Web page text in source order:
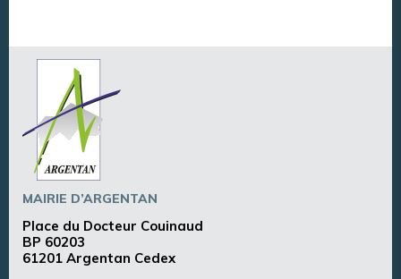
MAIRIE D’ARGENTAN
Place du Docteur Couinaud
BP 60203
61201 Argentan Cedex